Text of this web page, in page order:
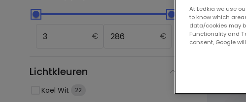
€ €
Lichtkleuren
Koel Wit 22
At Ledkia we use
to know which
data/cookies may
Functionality and
consent, Google